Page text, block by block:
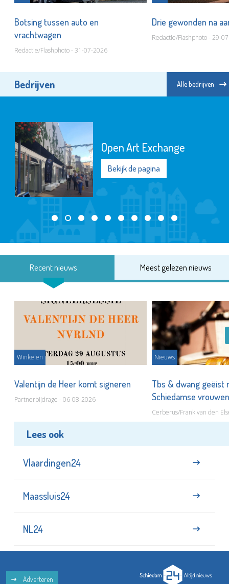
Botsing tussen auto en
vrachtwagen
Redactie/Flashphoto - 31-07-2026
Drie gewonden na
Redactie/Flashphoto - 29-
Bedrijven Alle bedrijven
Open Art Exchange
Bekijk de pagina
Recent nieuws Meest gelezen nieuws
Winkelen
Valentijn de Heer komt signeren
Partnerbijdrage - 06-08-2026
Nieuws
Tbs & dwang geëist
Schiedamse
Cerberus/Frank van den
Lees ook
Vlaardingen24
Maassluis24
NL24
Adverteren